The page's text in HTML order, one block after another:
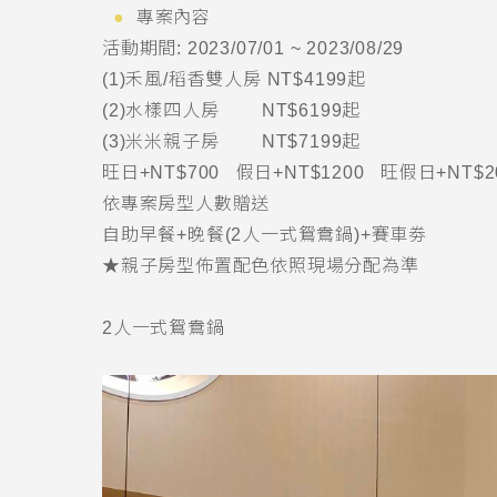
專案內容
活動期間 : 2023/07/01 ~ 2023/08/29
(1)禾風/稻香雙人房 NT$4199起
(2)水樣四人房 NT$6199起
(3)米米親子房 NT$7199起
旺日 +NT$700 假日+NT$1200 旺假日
依專案房型人數贈送
自助早餐+晚餐(2 人一式鴛鴦鍋)+賽車劵
★親子房型佈置配色依照現場分配為準
2 人一式鴛鴦鍋